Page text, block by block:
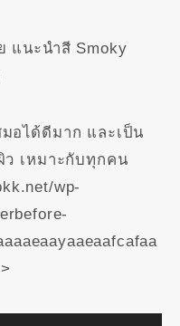
แนะนำสี Smoky
อได้ดีมาก และเป็น
ว เหมาะกับทุกคน
wp-